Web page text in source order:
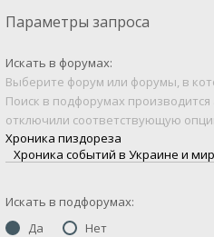
Параметры запроса
Искать в форумах:
Выберите форум или форумы, в
Поиск в подфорумах
отключили соответствующую
Искать в подфорумах:
Да
Нет